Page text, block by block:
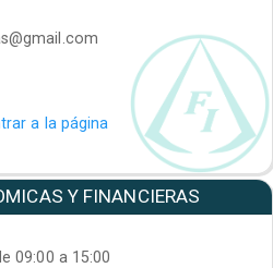
a la página
Y FINANCIERAS
09:00 a 15:00